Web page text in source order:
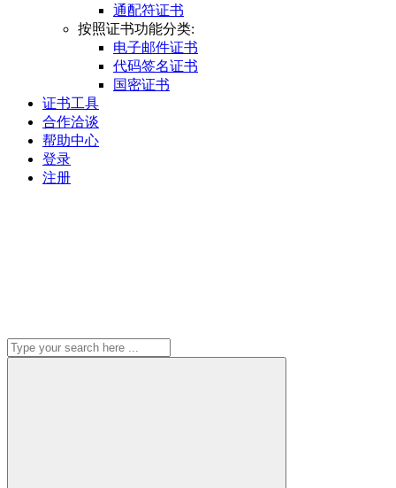
通配符证书
按照证书功能分类:
电子邮件证书
代码签名证书
国密证书
证书工具
合作洽谈
帮助中心
登录
注册